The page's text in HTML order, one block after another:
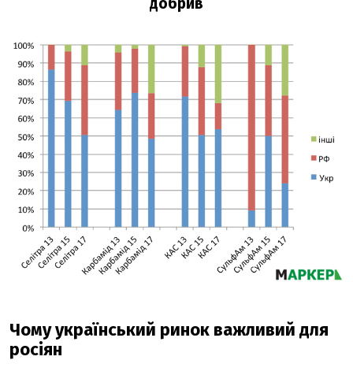
добрив
Чому український ринок важливий для
росіян